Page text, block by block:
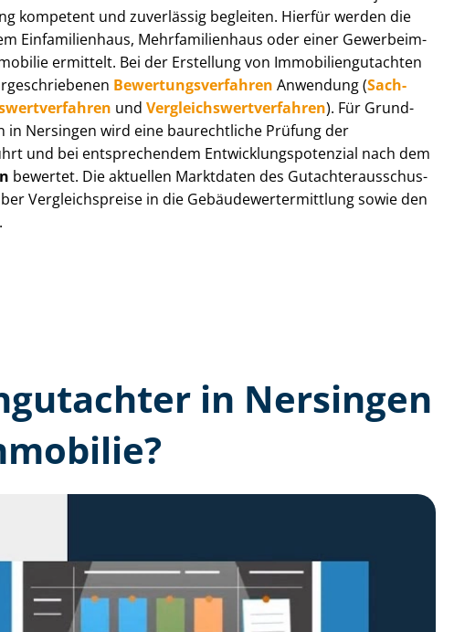
kompetent und zuverlässig begleiten. Hierfür werden die
Einfamilienhaus, Mehr­fa­mi­li­en­haus oder einer Ge­wer­be­im­
ermittelt. Bei der Erstellung von Im­mo­bi­li­en­gut­ach­ten
Be­wer­tungs­ver­fah­ren Anwendung (Sach­
und Ver­gleichs­wert­ver­fah­ren). Für Grund­
Nersingen wird eine baurechtliche Prüfung der
und bei entsprechendem Ent­wick­lungs­po­ten­zi­al nach dem
bewertet. Die aktuellen Marktdaten des Gut­ach­ter­aus­schus­
Ver­gleichs­prei­se in die Ge­bäu­de­wert­ermitt­lung sowie den
in Nersingen